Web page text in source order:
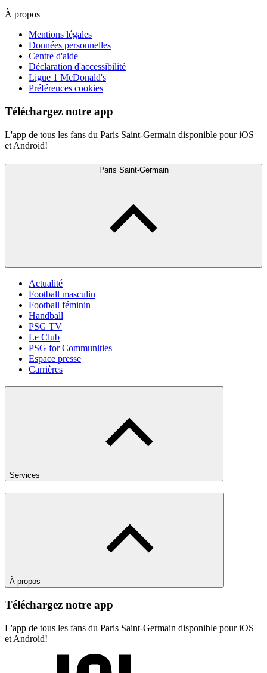
À propos
Mentions légales
Données personnelles
Centre d'aide
Déclaration d'accessibilité
Ligue 1 McDonald's
Préférences cookies
Téléchargez notre app
L'app de tous les fans du Paris Saint-Germain disponible pour iOS
et Android!
Paris Saint-Germain
Actualité
Football masculin
Football féminin
Handball
PSG TV
Le Club
PSG for Communities
Espace presse
Carrières
Services
À propos
Téléchargez notre app
L'app de tous les fans du Paris Saint-Germain disponible pour iOS
et Android!